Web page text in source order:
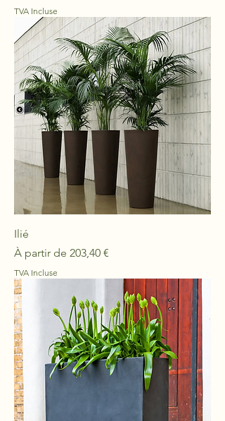
TVA Incluse
Ilié
À partir de 203,40 €
Prix promotionnel
TVA Incluse